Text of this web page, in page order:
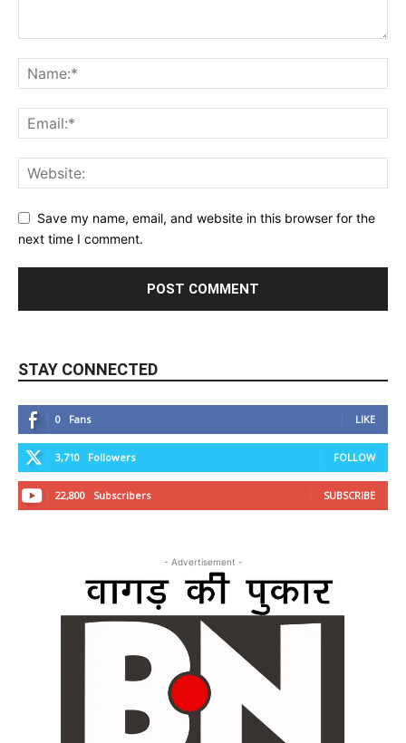
Save my name, email, and website in this browser for the
next time I comment.
STAY CONNECTED
0 Fans LIKE
3,710 Followers FOLLOW
22,800 Subscribers SUBSCRIBE
- Advertisement -